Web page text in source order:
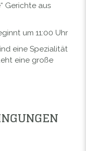
Gerichte aus
um 11:00 Uhr
eine Spezialität
eine große